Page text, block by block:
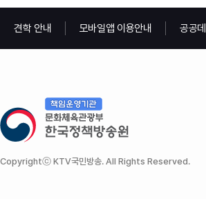
견학 안내 모바일앱 이용안내 공공
Copyrightⓒ KTV국민방송. All Rights Reserved.